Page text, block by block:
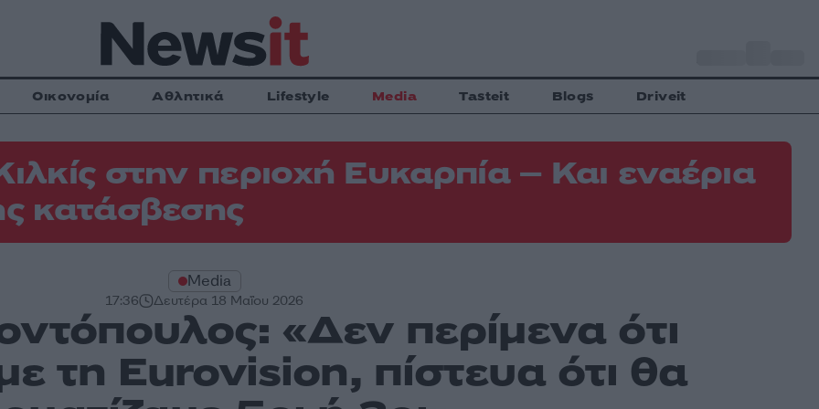
Οικονομία Αθλητικά Lifestyle Media Tasteit Blogs Driveit
στην περιοχή Ευκαρπία – Και εναέρια
κατάσβεσης
Media
17:36 Δευτέρα 18 Μαΐου 2026
«Δεν περίμενα ότι
τη Eurovision, πίστευα ότι θα